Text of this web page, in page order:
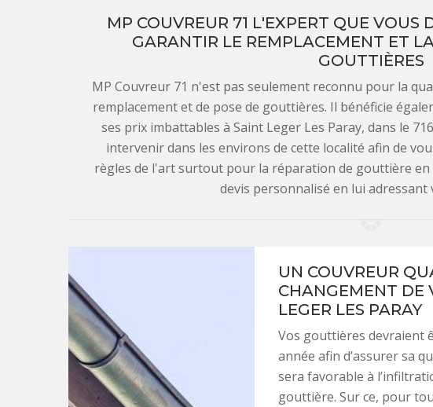
MP COUVREUR 71 L'EXPERT QUE VOUS
GARANTIR LE REMPLACEMENT ET
GOUTTIÈRES
MP Couvreur 71 n'est pas seulement reconnu pour la
remplacement et de pose de gouttières. Il bénéficie
ses prix imbattables à Saint Leger Les Paray, dans le
intervenir dans les environs de cette localité afin de
règles de l'art surtout pour la réparation de gouttière en
devis personnalisé en lui adressant
UN COUVREUR
CHANGEMENT DE
LEGER LES PARAY
Vos gouttières devraient
année afin d’assurer sa
sera favorable à
gouttière. Sur ce, pour